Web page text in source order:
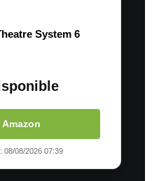
System 6
08/08/2026 07:39